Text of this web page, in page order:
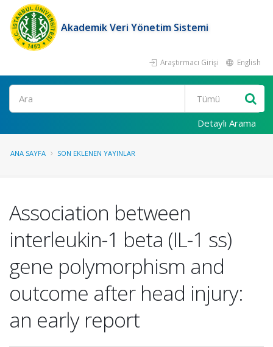
Akademik Veri Yönetim Sistemi
Araştırmacı Girişi English
Ara
Detaylı Arama
ANA SAYFA SON EKLENEN YAYINLAR
Association between
interleukin-1 beta (IL-1 ss)
gene polymorphism and
outcome after head injury:
an early report